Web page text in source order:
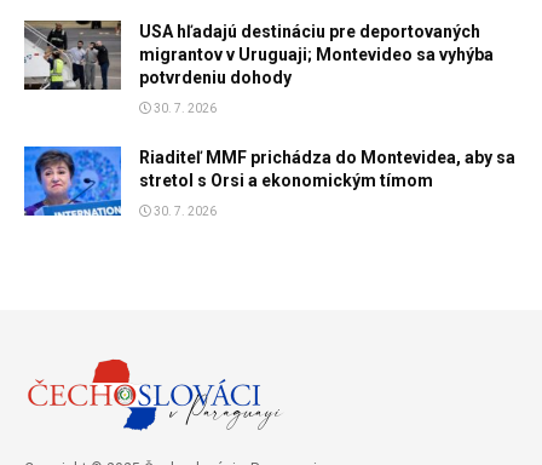
USA hľadajú destináciu pre deportovaných
migrantov v Uruguaji; Montevideo sa vyhýba
potvrdeniu dohody
30. 7. 2026
Riaditeľ MMF prichádza do Montevidea, aby sa
stretol s Orsi a ekonomickým tímom
30. 7. 2026